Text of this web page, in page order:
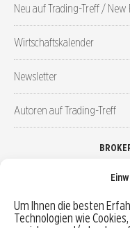
Um Ihnen die besten
Technologien wie
Neu auf Trading-Treff / New
Wirtschaftskalender
Newsletter
Autoren auf Trading-Treff
Robo-Advisor vergleichen